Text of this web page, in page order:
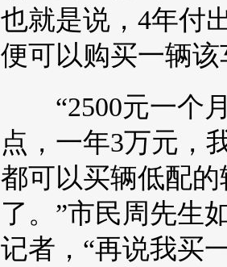
也就是说，4年付
便可以购买一辆该
“2500元一个
点，一年3万元，
都可以买辆低配的
了。”市民周先生
记者，“再说我买